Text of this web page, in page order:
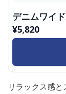
デニムワイ
¥5,820
リラックス感